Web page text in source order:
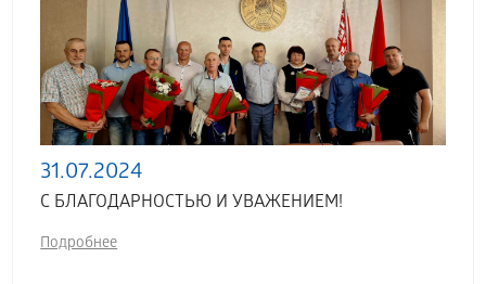
31.07.2024
С БЛАГОДАРНОСТЬЮ И УВАЖЕНИЕМ!
Подробнее